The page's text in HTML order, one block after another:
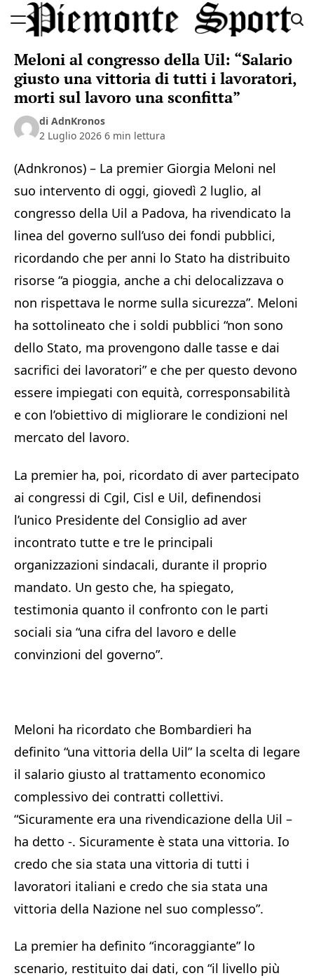
to
Sport
Meloni al congresso della Uil: “Salario
giusto una vittoria di tutti i lavoratori,
morti sul lavoro una sconfitta”
di AdnKronos
2 Luglio 2026 6 min lettura
(Adnkronos) – La premier Giorgia Meloni nel
suo intervento di oggi, giovedì 2 luglio, al
congresso della Uil a Padova, ha rivendicato la
linea del governo sull’uso dei fondi pubblici,
ricordando che per anni lo Stato ha distribuito
risorse “a pioggia, anche a chi delocalizzava o
non rispettava le norme sulla sicurezza”. Meloni
ha sottolineato che i soldi pubblici “non sono
dello Stato, ma provengono dalle tasse e dai
sacrifici dei lavoratori” e che per questo devono
essere impiegati con equità, corresponsabilità
e con l’obiettivo di migliorare le condizioni nel
mercato del lavoro.
La premier ha, poi, ricordato di aver partecipato
ai congressi di Cgil, Cisl e Uil, definendosi
l’unico Presidente del Consiglio ad aver
incontrato tutte e tre le principali
organizzazioni sindacali, durante il proprio
mandato. Un gesto che, ha spiegato,
testimonia quanto il confronto con le parti
sociali sia “una cifra del lavoro e delle
convinzioni del governo”.
Meloni ha ricordato che Bombardieri ha
definito “una vittoria della Uil” la scelta di legare
il salario giusto al trattamento economico
complessivo dei contratti collettivi.
“Sicuramente era una rivendicazione della Uil –
ha detto -. Sicuramente è stata una vittoria. Io
credo che sia stata una vittoria di tutti i
lavoratori italiani e credo che sia stata una
vittoria della Nazione nel suo complesso”.
La premier ha definito “incoraggiante” lo
scenario, restituito dai dati, con “il livello più